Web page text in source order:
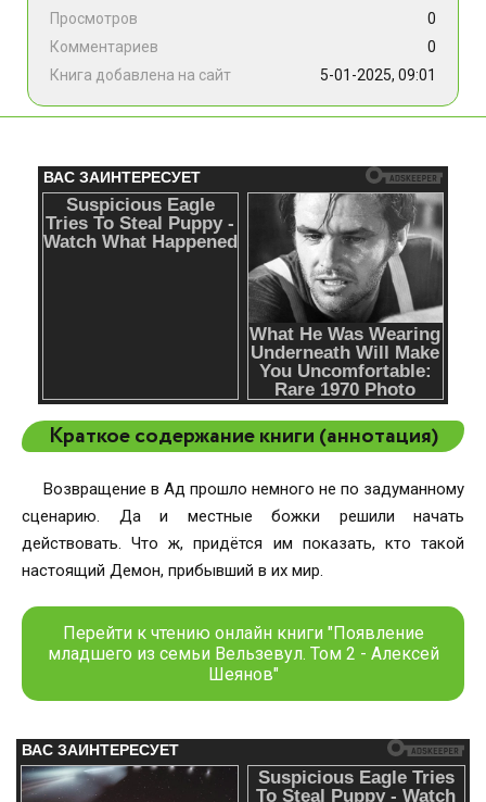
Просмотров
0
Комментариев
0
Книга добавлена на сайт
5-01-2025, 09:01
Краткое содержание книги (аннотация)
Возвращение в Ад прошло немного не по задуманному
сценарию. Да и местные божки решили начать
действовать. Что ж, придётся им показать, кто такой
настоящий Демон, прибывший в их мир.
Перейти к чтению онлайн книги "Появление
младшего из семьи Вельзевул. Том 2 - Алексей
Шеянов"